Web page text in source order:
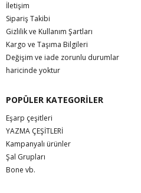
İletişim
Sipariş Takibi
Gizlilik ve Kullanım Şartları
Kargo ve Taşıma Bilgileri
Değişim ve iade zorunlu durumlar
haricinde yoktur
POPÜLER KATEGORİLER
Eşarp çeşitleri
YAZMA ÇEŞİTLERİ
Kampanyalı ürünler
Şal Grupları
Bone vb.